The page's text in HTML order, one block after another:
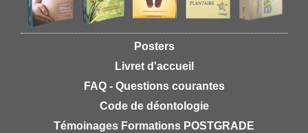
Posters
Livret d'accueil
FAQ - Questions courantes
Code de déontologie
Témoinages Formations POSTGRADE